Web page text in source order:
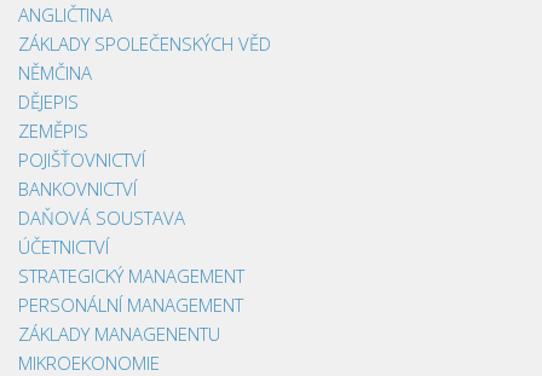
ANGLIČTINA
ZÁKLADY SPOLEČENSKÝCH VĚD
NĚMČINA
DĚJEPIS
ZEMĚPIS
POJIŠŤOVNICTVÍ
BANKOVNICTVÍ
DAŇOVÁ SOUSTAVA
ÚČETNICTVÍ
STRATEGICKÝ MANAGEMENT
PERSONÁLNÍ MANAGEMENT
ZÁKLADY MANAGENENTU
MIKROEKONOMIE